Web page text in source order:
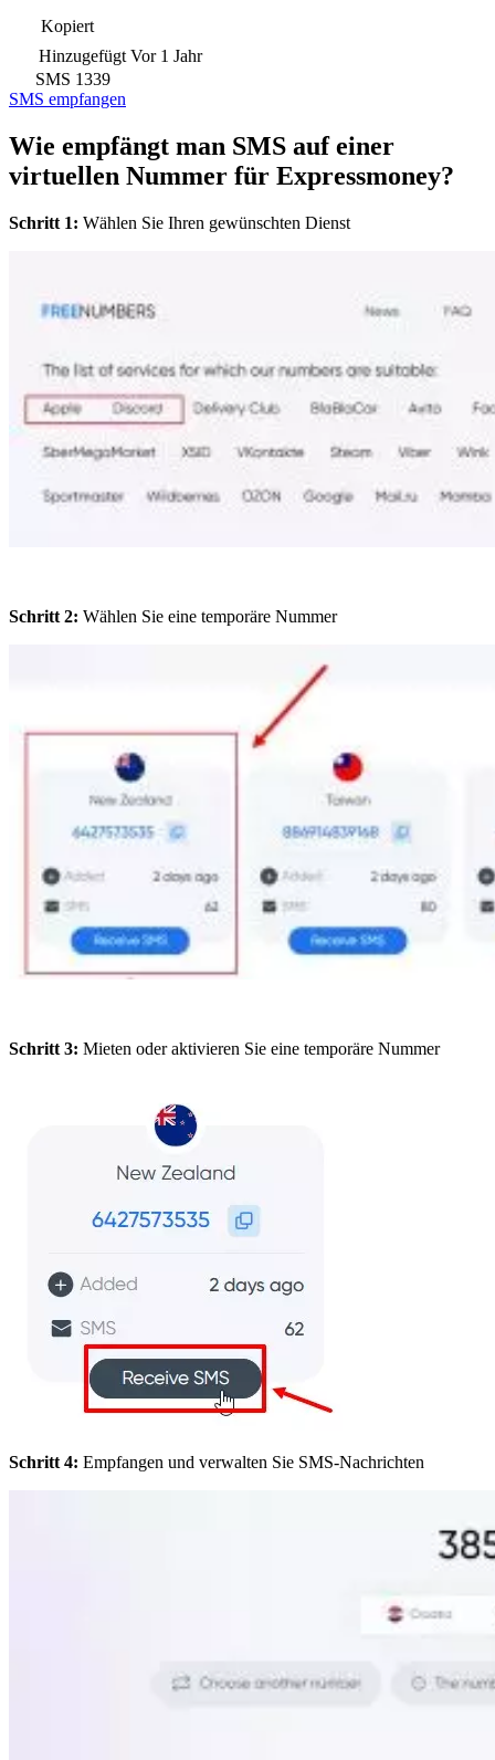
Kopiert
Hinzugefügt Vor 1 Jahr
SMS 1339
SMS empfangen
Wie empfängt man SMS auf einer
virtuellen Nummer für Expressmoney?
Schritt 1: Wählen Sie Ihren gewünschten Dienst
Schritt 2: Wählen Sie eine temporäre Nummer
Schritt 3: Mieten oder aktivieren Sie eine temporäre Nummer
Schritt 4: Empfangen und verwalten Sie SMS-Nachrichten